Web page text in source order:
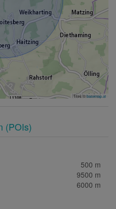
Tiles ©basemap.at
(POIs)
500 m
9500 m
6000 m